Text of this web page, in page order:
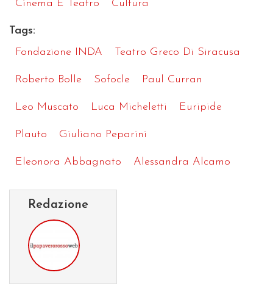
Cinema E Teatro Cultura
Tags:
Fondazione INDA
Teatro Greco Di Siracusa
Roberto Bolle Sofocle Paul Curran
Leo Muscato Luca Micheletti Euripide
Plauto Giuliano Peparini
Eleonora Abbagnato Alessandra Alcamo
Redazione